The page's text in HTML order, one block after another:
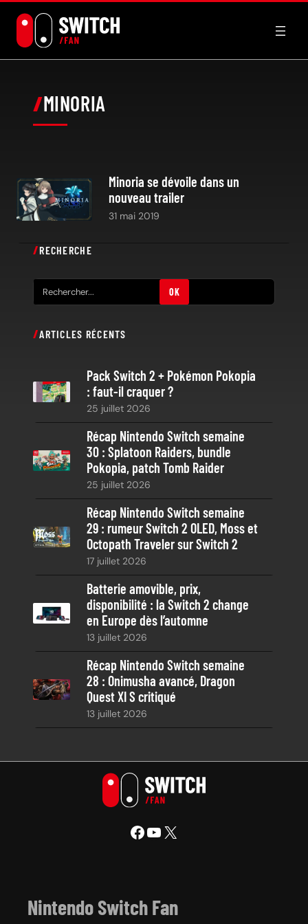
contenu
MINORIA
Minoria se dévoile dans un
nouveau trailer
31 mai 2019
RECHERCHE
e
h
OK
ARTICLES RÉCENTS
Pack Switch 2 + Pokémon Pokopia
: faut-il craquer ?
25 juillet 2026
Récap Nintendo Switch semaine
30 : Splatoon Raiders, bundle
Pokopia, patch Tomb Raider
25 juillet 2026
Récap Nintendo Switch semaine
29 : rumeur Switch 2 OLED, Moss et
Octopath Traveler sur Switch 2
17 juillet 2026
Batterie amovible, prix,
disponibilité : la Switch 2 change
en Europe dès l’automne
13 juillet 2026
Récap Nintendo Switch semaine
28 : Onimusha avancé, Dragon
Quest XI S critiqué
13 juillet 2026
Facebook YouTube X
Nintendo Switch Fan